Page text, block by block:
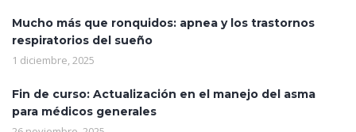
Mucho más que ronquidos: apnea y los trastornos
respiratorios del sueño
1 diciembre, 2025
Fin de curso: Actualización en el manejo del asma
para médicos generales